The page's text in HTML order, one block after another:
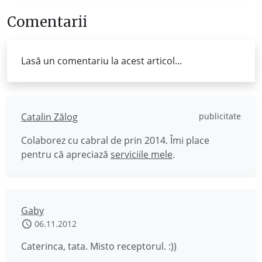
Comentarii
Lasă un comentariu la acest articol...
Catalin Zălog publicitate
Colaborez cu cabral de prin 2014. Îmi place
pentru că apreciază serviciile mele.
Gaby
06.11.2012
Caterinca, tata. Misto receptorul. :))